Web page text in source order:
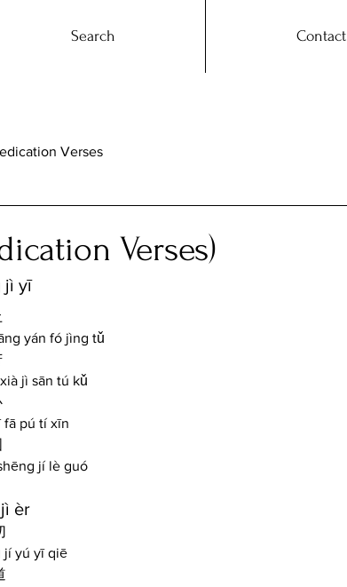
Search Contact
Verses
Verses)
jì yī
yán fó jìng tǔ
jì sān tú kǔ
fā pú tí xīn
jí lè guó
èr
jí yú yī qiē